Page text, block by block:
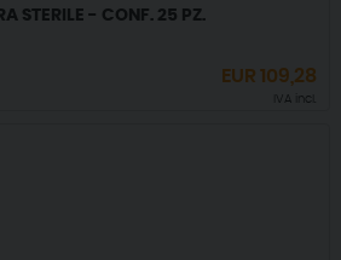
STERILE - CONF. 25 PZ.
EUR109,28
IVA incl.